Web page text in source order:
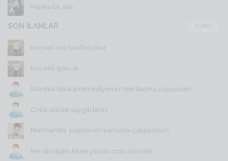
Harika bir site
SON İLANLAR TÜMÜ
Kocaeli elit hanfendiler
Kocaeli golcuk
İstanbul'da ikamet ediyorum tek başına yaşıyorum
Ciddi dürüst saygili birini
Marmariste yaşıyorum kamuda çalışıyorum
Ne istediğini bilen yazsın ordu çevresi